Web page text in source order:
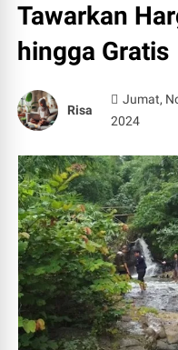
Tawarkan
hingga Gratis
Risa
Jumat,
2024